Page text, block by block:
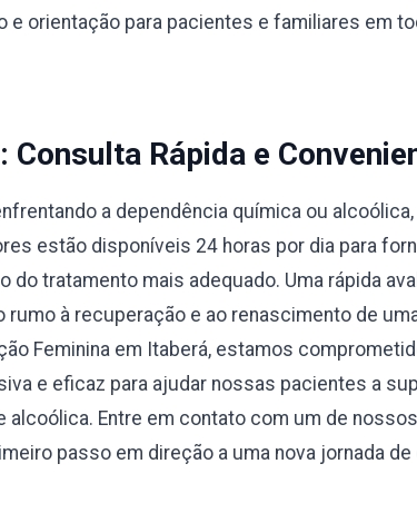
e orientação para pacientes e familiares em
Consulta Rápida e
a dependência química ou
estão disponíveis 24 horas por dia para
do tratamento mais adequado. Uma rápida
à recuperação e ao renascimento de
Feminina em Itaberá, estamos
e eficaz para ajudar nossas pacientes a
alcoólica. Entre em contato com um de nossos
passo em direção a uma nova jornada